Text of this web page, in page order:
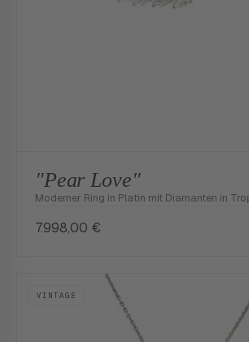
"Pear Love"
Moderner Ring in Platin mit Diamanten in
7.998,00 €
VINTAGE